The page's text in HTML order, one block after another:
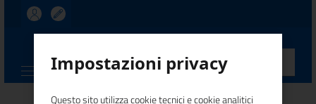
CALABRIA
Impostazioni privacy
Questo sito utilizza cookie tecnici e cookie analitici